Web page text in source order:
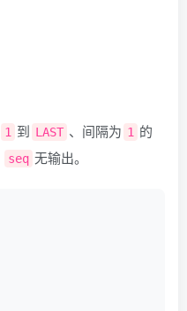
1 到 LAST 、间隔为 1 的
seq 无输出。